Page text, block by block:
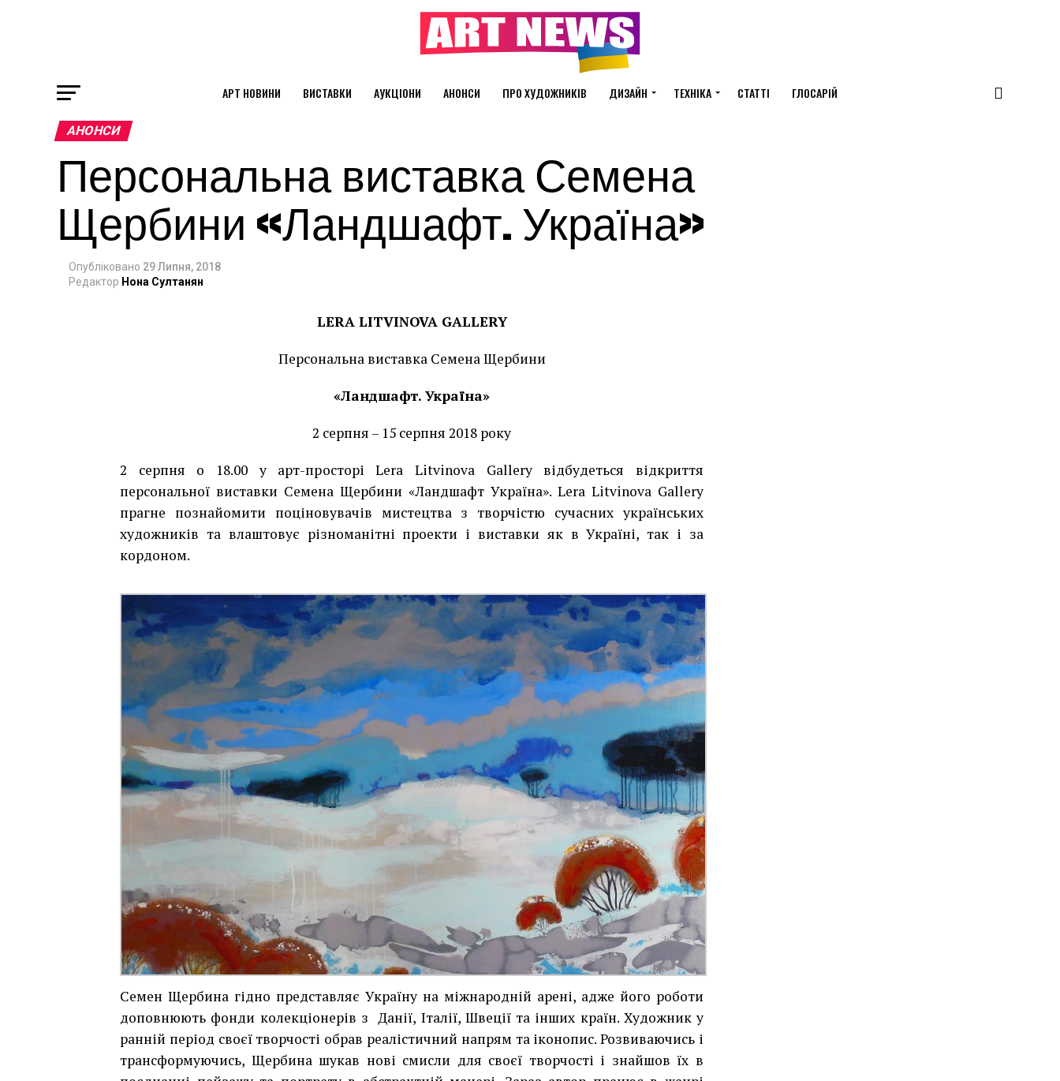
АРТ НОВИНИ ВИСТАВКИ АУКЦІОНИ АНОНСИ ПРО ХУДОЖНИКІВ ДИЗАЙН ТЕХНІКА СТАТТІ ГЛОСАРІЙ
АНОНСИ
Персональна виставка Семена
Щербини «Ландшафт. Україна»
Опубліковано 29 Липня, 2018
Редактор Нона Султанян
LERALITVINOVA GALLERY
Персональна виставка Семена Щербини
«Ландшафт. Україна»
2 серпня – 15 серпня 2018 року
2 серпня о 18.00 у арт-просторі Lera Litvinova Gallery відбудеться відкриття
персональної виставки Семена Щербини «Ландшафт Україна». Lera Litvinova Gallery
прагне познайомити поціновувачів мистецтва з творчістю сучасних українських
художників та влаштовує різноманітні проекти і виставки як в Україні, так і за
кордоном.
Семен Щербина гідно представляє Україну на міжнародній арені, адже його роботи
доповнюють фонди колекціонерів з Данії, Італії, Швеції та інших країн. Художник у
ранній період своєї творчості обрав реалістичний напрям та іконопис. Розвиваючись і
трансформуючись, Щербина шукав нові смисли для своєї творчості і знайшов їх в